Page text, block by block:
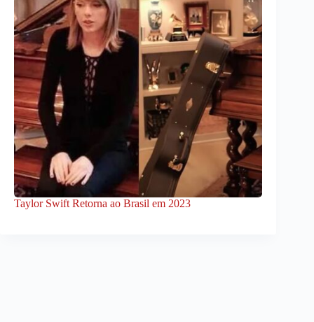
Taylor Swift Retorna ao Brasil em 2023